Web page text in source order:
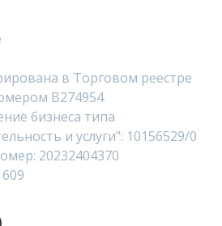
в Торговом реестре
B274954
бизнеса типа
и услуги": 10156529/0
20232404370